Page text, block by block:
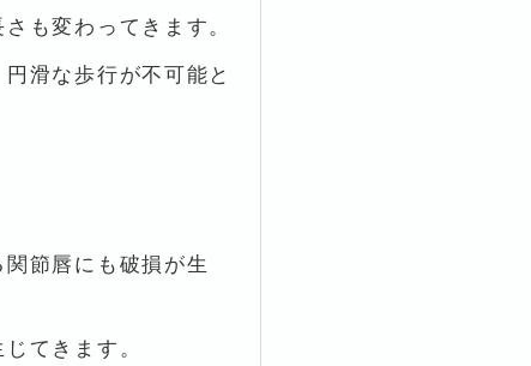
も変わってきます。
滑な歩行が不可能と
節唇にも破損が生
てきます。